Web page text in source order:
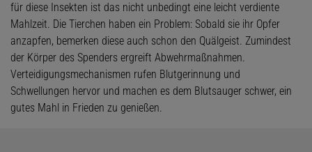
für diese Insekten ist das nicht unbedingt eine leicht verdiente
Mahlzeit. Die Tierchen haben ein Problem: Sobald sie ihr Opfer
anzapfen, bemerken diese auch schon den Quälgeist. Zumindest
der Körper des Spenders ergreift Abwehrmaßnahmen.
Verteidigungsmechanismen rufen Blutgerinnung und
Schwellungen hervor und machen es dem Blutsauger schwer, ein
gutes Mahl in Frieden zu genießen.